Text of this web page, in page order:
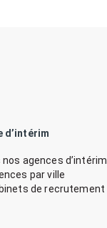
d’intérim
agences d’intérim
par ville
de recrutement